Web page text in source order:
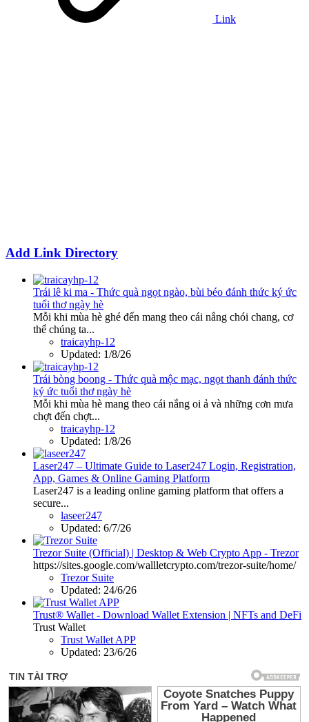
Link
Add Link Directory
Trái lê ki ma - Thức quà ngọt ngào, bùi béo đánh thức ký ức
tuổi thơ ngày hè
Mỗi khi mùa hè ghé đến mang theo cái nắng chói chang, cơ
thể chúng ta...
traicayhp-12
Updated: 1/8/26
Trái bòng boong - Thức quà mộc mạc, ngọt thanh đánh thức
ký ức tuổi thơ ngày hè
Mỗi khi mùa hè mang theo cái nắng oi ả và những cơn mưa
chợt đến chợt...
traicayhp-12
Updated: 1/8/26
Laser247 – Ultimate Guide to Laser247 Login, Registration,
App, Games & Online Gaming Platform
Laser247 is a leading online gaming platform that offers a
secure...
laseer247
Updated: 6/7/26
Trezor Suite (Official) | Desktop & Web Crypto App - Trezor
https://sites.google.com/wallletcrypto.com/trezor-suite/home/
Trezor Suite
Updated: 24/6/26
Trust® Wallet - Download Wallet Extension | NFTs and DeFi
Trust Wallet
Trust Wallet APP
Updated: 23/6/26